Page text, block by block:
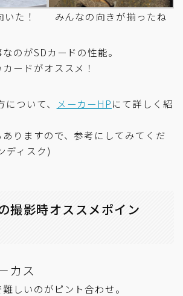
た！ みんなの向きが揃ったね
のがSDカードの性能。
ードがオススメ！
ついて、 メーカーHPにて詳しく紹
りますので、参考にしてみてくだ
ディスク)
撮影時オススメポイン
カス
しいのがピント合わせ。